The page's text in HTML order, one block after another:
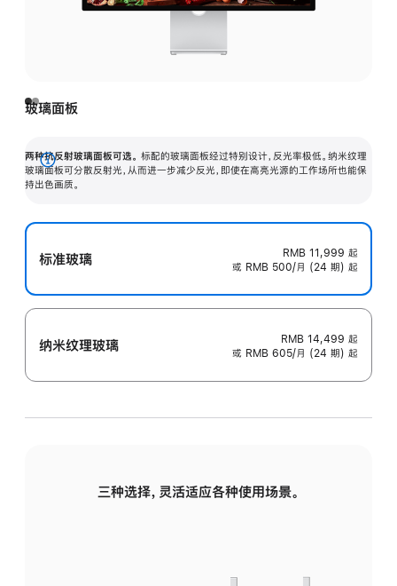
玻璃面板
两种抗反射玻璃面板可选。 标配的玻璃面板经过特别设计，反光率极低。纳米纹理
玻璃面板可分散反射光，从而进一步减少反光，即使在高亮光源的工作场所也能保
持出色画质。
展
开
标准玻璃 RMB 11,999 起
或 RMB 500/月 (24 期) 起
纳米纹理玻璃 RMB 14,499 起
或 RMB 605/月 (24 期) 起
三种选择，灵活适应各种使用场景。